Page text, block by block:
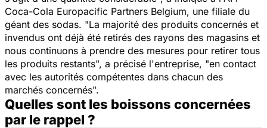
Coca-Cola Europacific Partners Belgium, une filiale du
géant des sodas. "La majorité des produits concernés et
invendus ont déjà été retirés des rayons des magasins et
nous continuons à prendre des mesures pour retirer tous
les produits restants", a précisé l'entreprise, "en contact
avec les autorités compétentes dans chacun des
marchés concernés".
Quelles sont les boissons concernées
par le rappel ?